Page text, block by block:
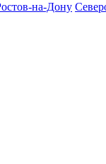
на-Дону